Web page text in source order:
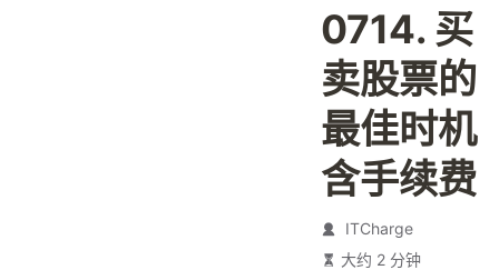
0714. 买
卖股票的
最佳时机
含手续费
ITCharge
大约 2 分钟